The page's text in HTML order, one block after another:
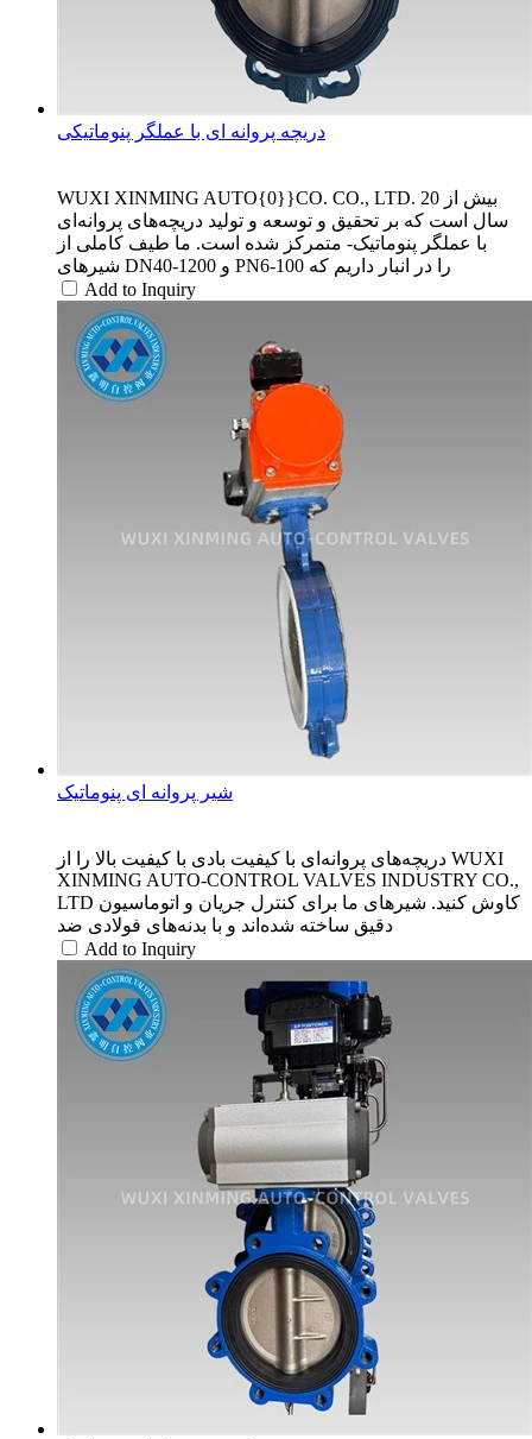
دریچه پروانه ای با عملگر پنوماتیکی
WUXI XINMING AUTO{0}}CO. CO., LTD. بیش از 20
سال است که بر تحقیق و توسعه و تولید دریچه‌های پروانه‌ای
با عملگر پنوماتیک- متمرکز شده است. ما طیف کاملی از
شیرهای DN40-1200 و PN6-100 را در انبار داریم که
Add to Inquiry
شیر پروانه ای پنوماتیک
دریچه‌های پروانه‌ای با کیفیت بادی با کیفیت بالا را از WUXI
XINMING AUTO-CONTROL VALVES INDUSTRY CO.,
LTD کاوش کنید. شیرهای ما برای کنترل جریان و اتوماسیون
دقیق ساخته شده‌اند و با بدنه‌های فولادی ضد
Add to Inquiry